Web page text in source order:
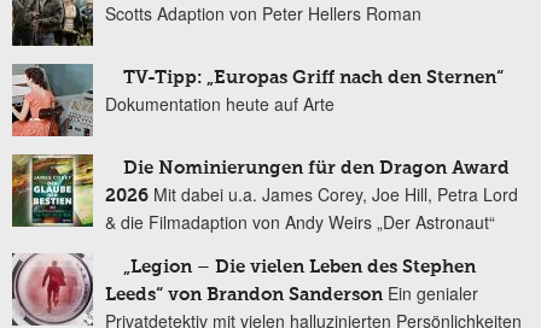
Scotts Adaption von Peter Hellers Roman
TV-Tipp: „Europas Griff nach den Sternen“
Dokumentation heute auf Arte
Die Nominierungen für den Dragon Award
2026 Mit dabei u.a. James Corey, Joe Hill, Petra Lord
& die Filmadaption von Andy Weirs „Der Astronaut“
„Legion – Die vielen Leben des Stephen
Leeds“ von Brandon Sanderson Ein genialer
Privatdetektiv mit vielen halluzinierten Persönlichkeiten